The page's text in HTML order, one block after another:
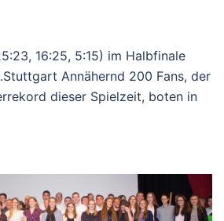
16:25, 5:15) im Halbfinale
Annähernd 200 Fans, der
dieser Spielzeit, boten in